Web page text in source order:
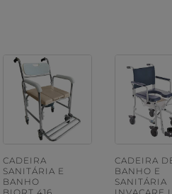
CADEIRA
SANITÁRIA E
BANHO
CADEIRA
BANHO E
SANITÁRIA